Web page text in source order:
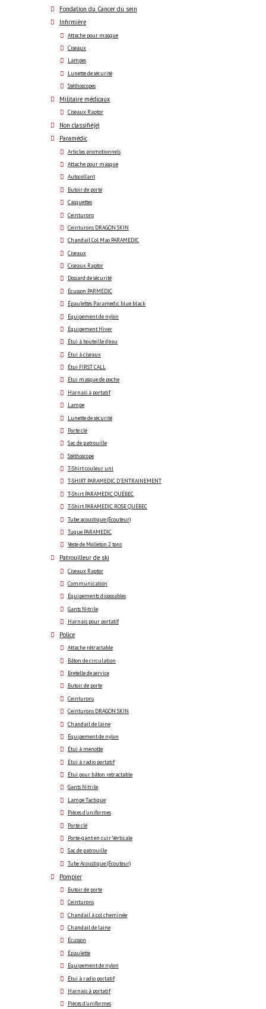
Fondation du Cancer du sein
Infirmière
Attache pour masque
Ciseaux
Lampes
Lunette de sécurité
Stéthoscopes
Militaire médicaux
Ciseaux Raptor
Non classifié(e)
Paramédic
Articles promotionnels
Attache pour masque
Autocollant
Butoir de porte
Casquettes
Ceinturons
Ceinturons DRAGON SKIN
Chandail Col Mao PARAMEDIC
Ciseaux
Ciseaux Raptor
Dossard de sécurité
Écusson PARMEDIC
Épaulettes Paramedic blue black
Équipement de nylon
Équipement Hiver
Étui à bouteille d'eau
Étui à ciseaux
Étui FIRST CALL
Étui masque de poche
Harnais à portatif
Lampe
Lunette de sécurité
Porte clé
Sac de patrouille
Stéthoscope
T-Shirt couleur uni
T-SHIRT PARAMEDIC D'ENTRAINEMENT
T-Shirt PARAMEDIC QUÉBEC
T-Shirt PARAMEDIC ROSE QUÉBEC
Tube acoustique (Écouteur)
Tuque PARAMEDIC
Veste de Molleton 2 tons
Patrouilleur de ski
Ciseaux Raptor
Communication
Équipements disposables
Gants Nitrile
Harnais pour portatif
Police
Attache rétractable
Bâton de circulation
Bretelle de service
Butoir de porte
Ceinturons
Ceinturons DRAGON SKIN
Chandail de laine
Équipement de nylon
Étui à menotte
Étui à radio portatif
Étui pour bâton retractable
Gants Nitrile
Lampe Tactique
Pièces d'uniformes
Porte clé
Porte-gant en cuir Verticale
Sac de patrouille
Tube Acoustique (Écouteur)
Pompier
Butoir de porte
Ceinturons
Chandail à col cheminée
Chandail de laine
Écusson
Épaulette
Équipement de nylon
Étui à radio portatif
Harnais à portatif
Pièces d'uniformes